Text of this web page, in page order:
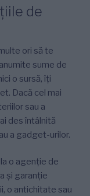
de
ori să te
sume de
o sursă, îți
Dacă cel mai
sau a
des întâlnită
a gadget-urilor.
o agenție de
și garanție
o antichitate sau